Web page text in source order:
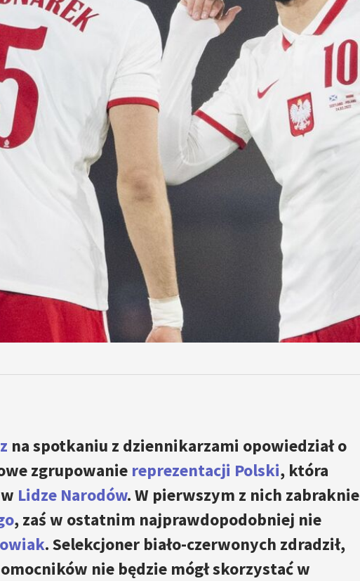
na spotkaniu z dziennikarzami opowiedział o
zgrupowanie reprezentacji Polski, która
Lidze Narodów. W pierwszym z nich zabraknie
, zaś w ostatnim najprawdopodobniej nie
. Selekcjoner biało-czerwonych zdradził,
nie będzie mógł skorzystać w